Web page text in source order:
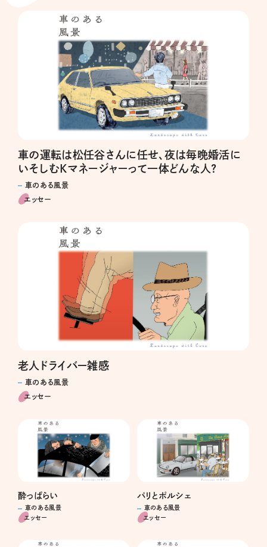
車の運転は松任谷さんに任せ、夜は毎晩婚活に
いそしむKマネージャーって一体どんな人?
車のある風景
エッセー
老人ドライバー雑感
車のある風景
エッセー
酔っぱらい
車のある風景
エッセー
パリとポルシェ
車のある風景
エッセー